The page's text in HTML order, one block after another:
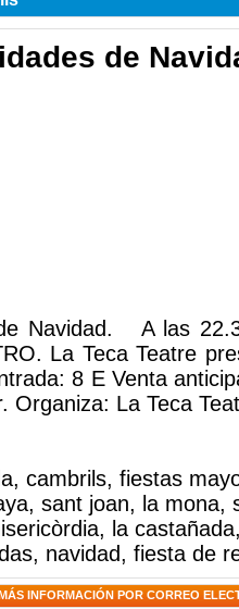
de
Navidad. A las
La Teca Teatre
8 E Venta
Organiza: La Teca
, cambrils, fiestas
, sant joan, la mona,
, la castañada
, navidad, fiesta de
INFORMACIÓN POR CORREO